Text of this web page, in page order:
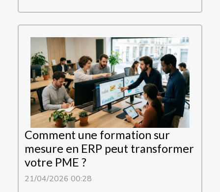
Comment une formation sur
mesure en ERP peut transformer
votre PME ?
21/04/2026 00:28